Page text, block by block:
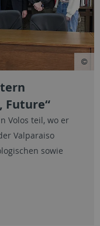
Future“
Volos teil, wo er
Valparaiso
sowie